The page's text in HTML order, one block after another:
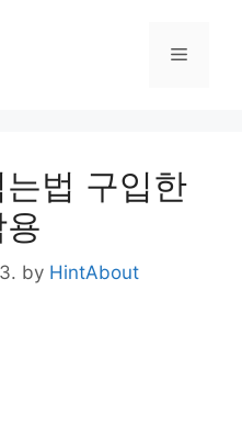
Menu
법 구입한
by HintAbout